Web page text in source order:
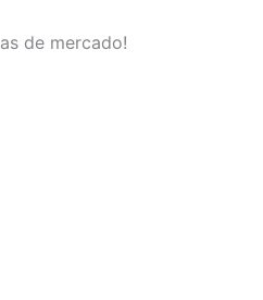
de mercado!